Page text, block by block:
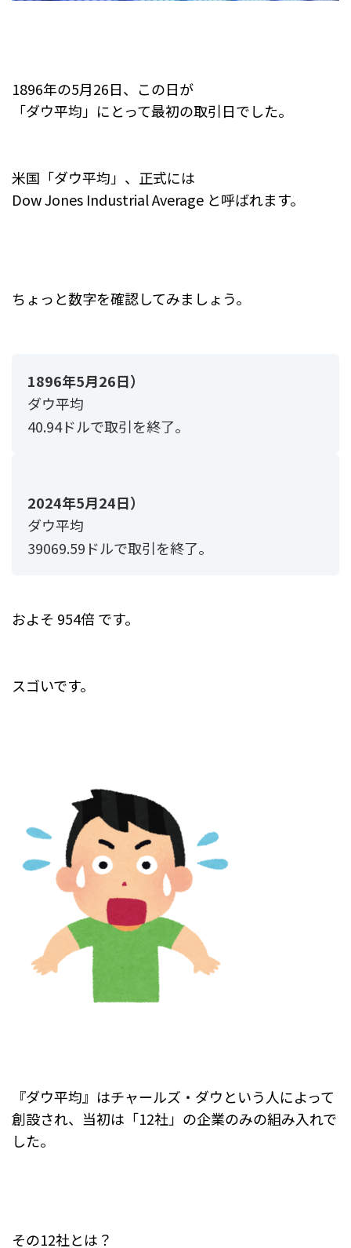
1896年の5月26日、この日が
「ダウ平均」にとって最初の取引日でした。
米国「ダウ平均」、正式には
Dow Jones Industrial Average と呼ばれます。
ちょっと数字を確認してみましょう。
1896年5月26日）
ダウ平均
40.94ドルで取引を終了。
2024年5月24日）
ダウ平均
39069.59ドルで取引を終了。
およそ 954倍 です。
スゴいです。
『ダウ平均』はチャールズ・ダウという人によって
創設され、 当初は「12社」の企業のみの組み入れで
した。
その12社とは？